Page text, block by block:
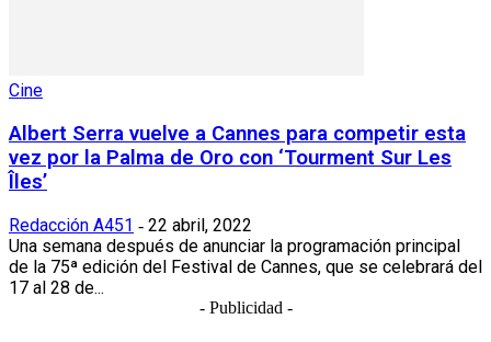
Cine
Albert Serra vuelve a Cannes para competir esta
vez por la Palma de Oro con ‘Tourment Sur Les
Îles’
Redacción A451 - 22 abril, 2022
Una semana después de anunciar la programación principal
de la 75ª edición del Festival de Cannes, que se celebrará del
17 al 28 de...
- Publicidad -